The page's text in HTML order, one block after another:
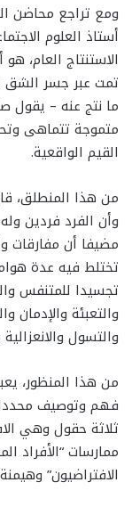
ومع تراجع محاضن
أستاذ العلوم
الاستنتاج العام،
تمت عبر جسر الشق
ما نتج عنه – يقول
متموجة تتماهى
القيم الواقعية.
من هذا المنطلق،
وأن الفرد فردين
مضيفا أن مفارقات
تختلط فيه عدة
تجسيدا للمتنفس
والتعبئة والإدمان
والتسول
من هذا المنظور،
فهم وتوصيف محددات
ثلاثة حقول وهي
ممارسات “الأفراد
الافتراضيون”